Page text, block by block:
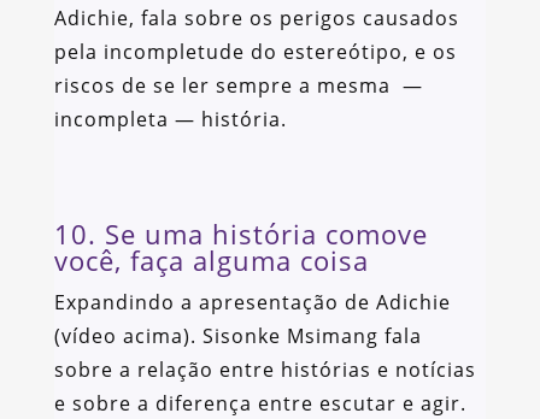
Adichie, fala sobre os perigos causados
pela incompletude do estereótipo, e os
riscos de se ler sempre a mesma —
incompleta — história.
10. Se uma história comove
você, faça alguma coisa
Expandindo a apresentação de Adichie
(vídeo acima). Sisonke Msimang fala
sobre a relação entre histórias e notícias
e sobre a diferença entre escutar e agir.